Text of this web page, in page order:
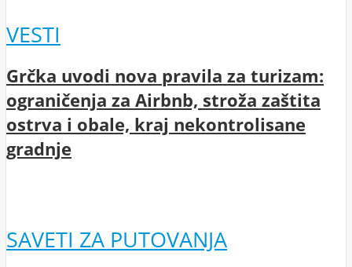
VESTI
Grčka uvodi nova pravila za turizam:
ograničenja za Airbnb, stroža zaštita
ostrva i obale, kraj nekontrolisane
gradnje
SAVETI ZA PUTOVANJA